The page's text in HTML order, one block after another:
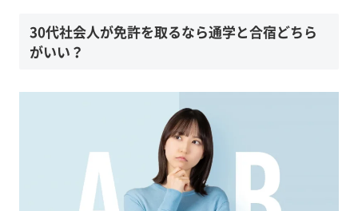
30代社会人が免許を取るなら通学と合宿どちら
がいい？